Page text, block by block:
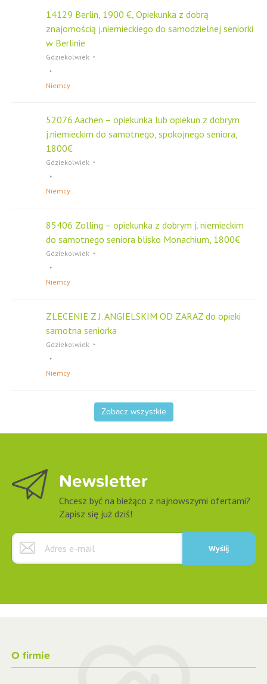
14129 Berlin, 1900 €, Opiekunka z dobrą
znajomością j.niemieckiego do samodzielnej seniorki
w Berlinie
Gdziekolwiek
Niemcy
52076 Aachen – opiekunka lub opiekun z dobrym
j.niemieckim do samotnego, spokojnego seniora,
1800€
Gdziekolwiek
Niemcy
85406 Zolling – opiekunka z dobrym j. niemieckim
do samotnego seniora blisko Monachium, 1800€
Gdziekolwiek
Niemcy
ZLECENIE Z J. ANGIELSKIM OD ZARAZ do opieki
samotna seniorka
Gdziekolwiek
Niemcy
Zobacz wszystkie
Newsletter
Chcesz być na bieżąco z najnowszymi ofertami?
Zapisz się już dziś!
O firmie